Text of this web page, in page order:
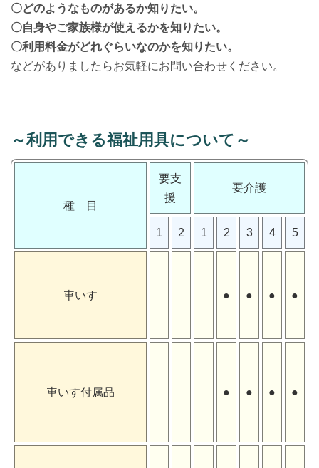
〇どのようなものがあるか知りたい。
〇自身やご家族様が使えるかを知りたい。
〇利用料金がどれぐらいなのかを知りたい。
などがありましたらお気軽にお問い合わせください。
～利用できる福祉用具について～
種 目
要支
援
要介護
1 2 1 2 3 4 5
車いす ● ● ● ●
車いす付属品 ● ● ● ●